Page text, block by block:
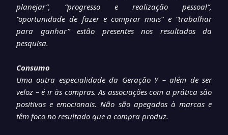
planejar”, “progresso e realização pessoal”,
“oportunidade de fazer e comprar mais” e “trabalhar
para ganhar” estão presentes nos resultados da
pesquisa.
Consumo
Uma outra especialidade da Geração Y – além de ser
veloz – é ir às compras. As associações com a prática são
positivas e emocionais. Não são apegados à marcas e
têm foco no resultado que a compra produz.